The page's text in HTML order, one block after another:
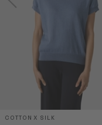
COTTON X SILK